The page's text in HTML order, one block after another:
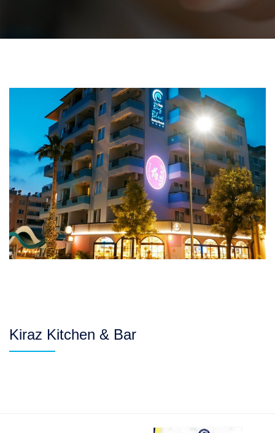
Kiraz Kitchen & Bar